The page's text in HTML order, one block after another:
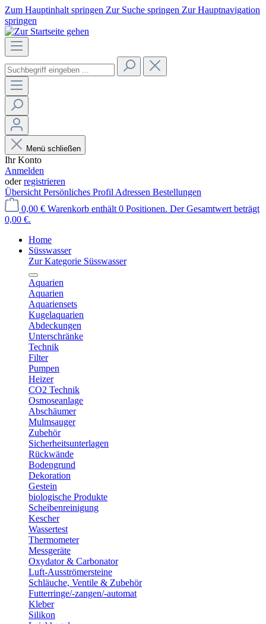
Zum Hauptinhalt springen Zur Suche springen Zur Hauptnavigation
springen
Menü schließen
Ihr Konto
Anmelden
oderregistrieren
Übersicht Persönliches Profil Adressen Bestellungen
0,00 € Warenkorb enthält 0 Positionen. Der Gesamtwert beträgt
0,00 €.
Home
Süsswasser
Zur Kategorie Süsswasser
Aquarien
Aquarien
Aquariensets
Kugelaquarien
Abdeckungen
Unterschränke
Technik
Filter
Pumpen
Heizer
CO2 Technik
Osmoseanlage
Abschäumer
Mulmsauger
Zubehör
Sicherheitsunterlagen
Rückwände
Bodengrund
Dekoration
Gestein
biologische Produkte
Scheibenreinigung
Kescher
Wassertest
Thermometer
Messgeräte
Oxydator & Carbonator
Luft-Ausströmersteine
Schläuche, Ventile & Zubehör
Futterringe/-zangen/-automat
Kleber
Silikon